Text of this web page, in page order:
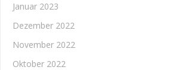
Januar 2023
Dezember 2022
November 2022
Oktober 2022